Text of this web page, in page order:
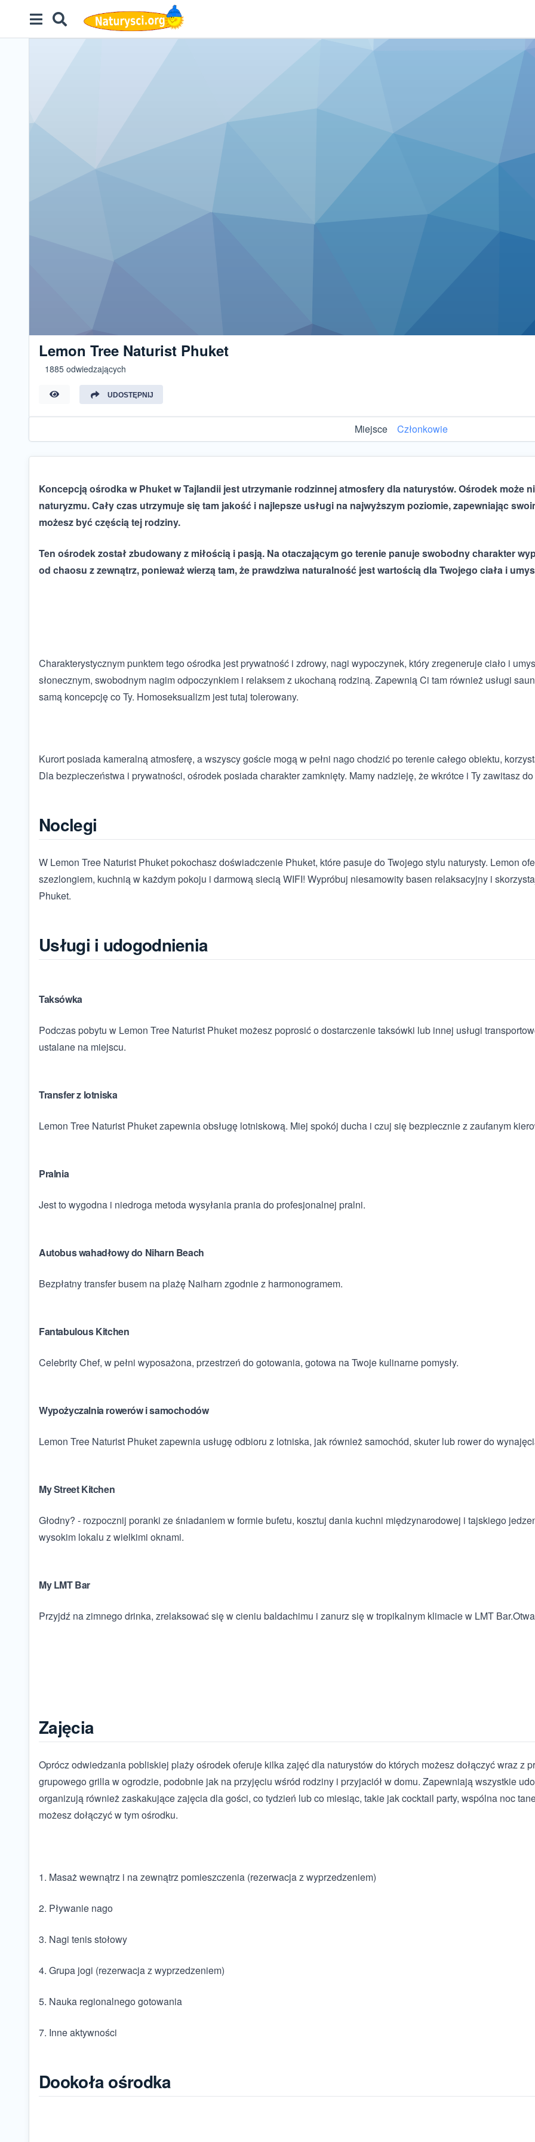
Lemon Tree Naturist Phuket
1885 odwiedzających
UDOSTĘPNIJ
Miejsce Członkowie
Koncepcją ośrodka w Phuket w Tajlandii jest utrzymanie rodzinnej atmosfery dla naturystów. Ośrodek może
naturyzmu. Cały czas utrzymuje się tam jakość i najlepsze usługi na najwyższym poziomie, zapewniając
możesz być częścią tej rodziny.
Ten ośrodek został zbudowany z miłością i pasją. Na otaczającym go terenie panuje swobodny charakter
od chaosu z zewnątrz, ponieważ wierzą tam, że prawdziwa naturalność jest wartością dla Twojego ciała i
Charakterystycznym punktem tego ośrodka jest prywatność i zdrowy, nagi wypoczynek, który zregeneruje ciało i
słonecznym, swobodnym nagim odpoczynkiem i relaksem z ukochaną rodziną. Zapewnią Ci tam również usługi
samą koncepcję co Ty. Homoseksualizm jest tutaj tolerowany.
Kurort posiada kameralną atmosferę, a wszyscy goście mogą w pełni nago chodzić po terenie całego obiektu,
Dla bezpieczeństwa i prywatności, ośrodek posiada charakter zamknięty. Mamy nadzieję, że wkrótce i Ty zawitasz
Noclegi
W Lemon Tree Naturist Phuket pokochasz doświadczenie Phuket, które pasuje do Twojego stylu naturysty. Lemon
szezlongiem, kuchnią w każdym pokoju i darmową siecią WIFI! Wypróbuj niesamowity basen relaksacyjny i
Phuket.
Usługi i udogodnienia
Taksówka
Podczas pobytu w Lemon Tree Naturist Phuket możesz poprosić o dostarczenie taksówki lub innej usługi
ustalane na miejscu.
Transfer z lotniska
Lemon Tree Naturist Phuket zapewnia obsługę lotniskową. Miej spokój ducha i czuj się bezpiecznie z zaufanym
Pralnia
Jest to wygodna i niedroga metoda wysyłania prania do profesjonalnej pralni.
Autobus wahadłowy do Niharn Beach
Bezpłatny transfer busem na plażę Naiharn zgodnie z harmonogramem.
Fantabulous Kitchen
Celebrity Chef, w pełni wyposażona, przestrzeń do gotowania, gotowa na Twoje kulinarne pomysły.
Wypożyczalnia rowerów i samochodów
Lemon Tree Naturist Phuket zapewnia usługę odbioru z lotniska, jak również samochód, skuter lub rower do
My Street Kitchen
Głodny? - rozpocznij poranki ze śniadaniem w formie bufetu, kosztuj dania kuchni międzynarodowej i tajskiego
wysokim lokalu z wielkimi oknami.
My LMT Bar
Przyjdź na zimnego drinka, zrelaksować się w cieniu baldachimu i zanurz się w tropikalnym klimacie w LMT
Zajęcia
Oprócz odwiedzania pobliskiej plaży ośrodek oferuje kilka zajęć dla naturystów do których możesz dołączyć wraz z
grupowego grilla w ogrodzie, podobnie jak na przyjęciu wśród rodziny i przyjaciół w domu. Zapewniają wszystkie
organizują również zaskakujące zajęcia dla gości, co tydzień lub co miesiąc, takie jak cocktail party, wspólna noc
możesz dołączyć w tym ośrodku.
1. Masaż wewnątrz i na zewnątrz pomieszczenia (rezerwacja z wyprzedzeniem)
2. Pływanie nago
3. Nagi tenis stołowy
4. Grupa jogi (rezerwacja z wyprzedzeniem)
5. Nauka regionalnego gotowania
7. Inne aktywności
Dookoła ośrodka